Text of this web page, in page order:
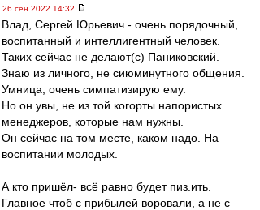
26 сен 2022 14:32
Влад, Сергей Юрьевич - очень порядочный,
воспитанный и интеллигентный человек.
Таких сейчас не делают(с) Паниковский.
Знаю из личного, не сиюминутного общения.
Умница, очень симпатизирую ему.
Но он увы, не из той когорты напористых
менеджеров, которые нам нужны.
Он сейчас на том месте, каком надо. На
воспитании молодых.
А кто пришёл- всё равно будет пиз.ить.
Главное чтоб с прибылей воровали, а не с